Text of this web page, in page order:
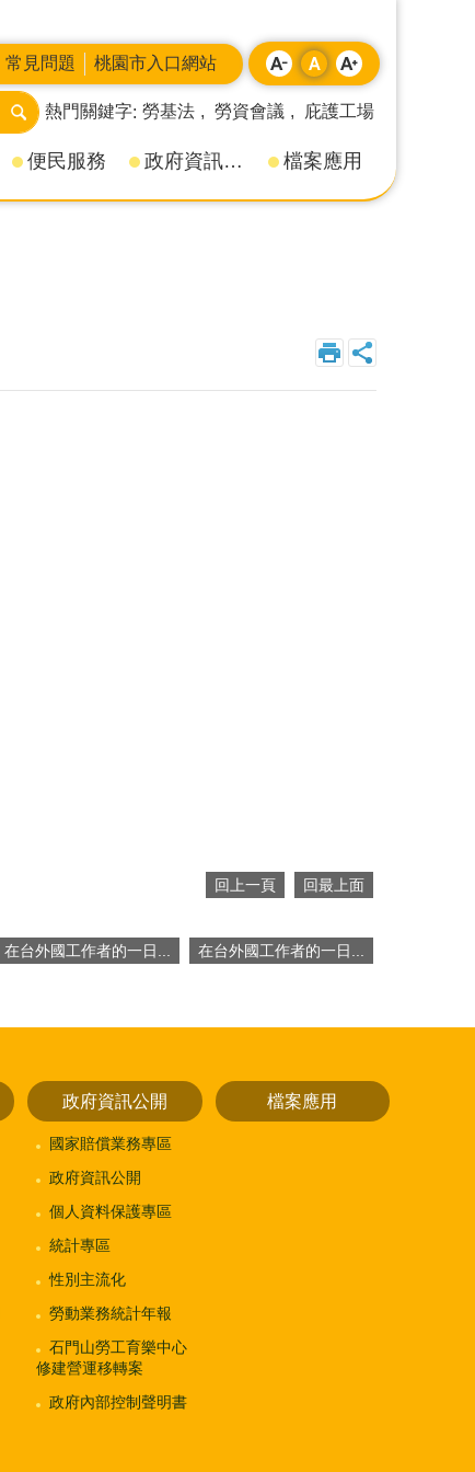
常見問題 桃園市入口網站
熱門關鍵字 勞基法 勞資會議 庇護工場
便民服務 政府資訊公開 檔案應用
回上一頁 回最上面
在台外國工作者的一日... 在台外國工作者的一日...
政府資訊公開
國家賠償業務專區
政府資訊公開
個人資料保護專區
統計專區
性別主流化
勞動業務統計年報
石門山勞工育樂中心
修建營運移轉案
政府內部控制聲明書
檔案應用